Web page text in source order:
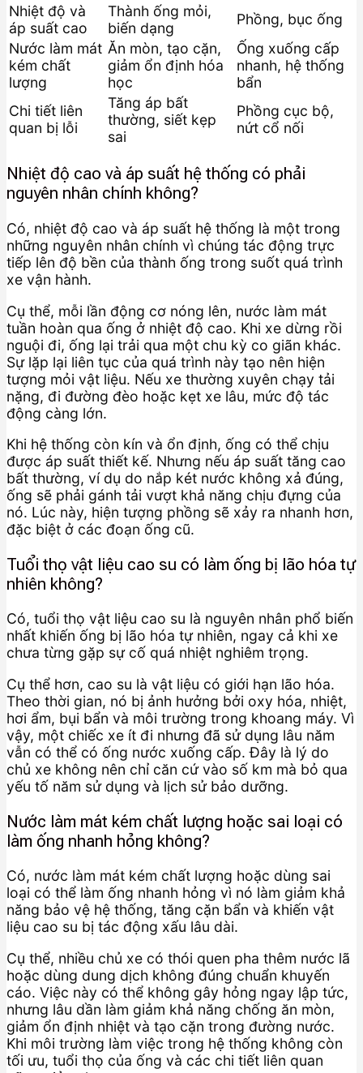
Nhiệt độ và
áp suất cao
Thành ống mỏi,
biến dạng
Phồng, bục ống
Nước làm mát
kém chất
lượng
Ăn mòn, tạo cặn,
giảm ổn định hóa
học
Ống xuống cấp
nhanh, hệ thống
bẩn
Chi tiết liên
quan bị lỗi
Tăng áp bất
thường, siết kẹp
sai
Phồng cục bộ,
nứt cổ nối
Nhiệt độ cao và áp suất hệ thống có phải
nguyên nhân chính không?
Có, nhiệt độ cao và áp suất hệ thống là một trong
những nguyên nhân chính vì chúng tác động trực
tiếp lên độ bền của thành ống trong suốt quá trình
xe vận hành.
Cụ thể, mỗi lần động cơ nóng lên, nước làm mát
tuần hoàn qua ống ở nhiệt độ cao. Khi xe dừng rồi
nguội đi, ống lại trải qua một chu kỳ co giãn khác.
Sự lặp lại liên tục của quá trình này tạo nên hiện
tượng mỏi vật liệu. Nếu xe thường xuyên chạy tải
nặng, đi đường đèo hoặc kẹt xe lâu, mức độ tác
động càng lớn.
Khi hệ thống còn kín và ổn định, ống có thể chịu
được áp suất thiết kế. Nhưng nếu áp suất tăng cao
bất thường, ví dụ do nắp két nước không xả đúng,
ống sẽ phải gánh tải vượt khả năng chịu đựng của
nó. Lúc này, hiện tượng phồng sẽ xảy ra nhanh hơn,
đặc biệt ở các đoạn ống cũ.
Tuổi thọ vật liệu cao su có làm ống bị lão hóa tự
nhiên không?
Có, tuổi thọ vật liệu cao su là nguyên nhân phổ biến
nhất khiến ống bị lão hóa tự nhiên, ngay cả khi xe
chưa từng gặp sự cố quá nhiệt nghiêm trọng.
Cụ thể hơn, cao su là vật liệu có giới hạn lão hóa.
Theo thời gian, nó bị ảnh hưởng bởi oxy hóa, nhiệt,
hơi ẩm, bụi bẩn và môi trường trong khoang máy. Vì
vậy, một chiếc xe ít đi nhưng đã sử dụng lâu năm
vẫn có thể có ống nước xuống cấp. Đây là lý do
chủ xe không nên chỉ căn cứ vào số km mà bỏ qua
yếu tố năm sử dụng và lịch sử bảo dưỡng.
Nước làm mát kém chất lượng hoặc sai loại có
làm ống nhanh hỏng không?
Có, nước làm mát kém chất lượng hoặc dùng sai
loại có thể làm ống nhanh hỏng vì nó làm giảm khả
năng bảo vệ hệ thống, tăng cặn bẩn và khiến vật
liệu cao su bị tác động xấu lâu dài.
Cụ thể, nhiều chủ xe có thói quen pha thêm nước lã
hoặc dùng dung dịch không đúng chuẩn khuyến
cáo. Việc này có thể không gây hỏng ngay lập tức,
nhưng lâu dần làm giảm khả năng chống ăn mòn,
giảm ổn định nhiệt và tạo cặn trong đường nước.
Khi môi trường làm việc trong hệ thống không còn
tối ưu, tuổi thọ của ống và các chi tiết liên quan